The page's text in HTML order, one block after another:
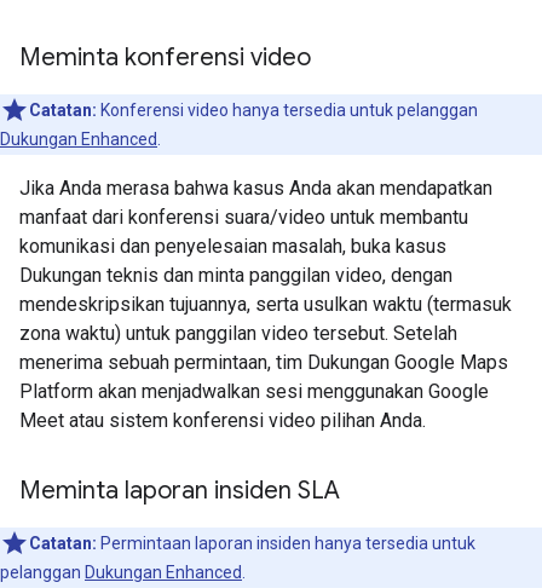
Meminta konferensi video
Catatan: Konferensi video hanya tersedia untuk pelanggan
Dukungan Enhanced
Jika Anda merasa bahwa kasus Anda akan mendapatkan
manfaat dari konferensi suara/video untuk membantu
komunikasi dan penyelesaian masalah, buka kasus
Dukungan teknis dan minta panggilan video, dengan
mendeskripsikan tujuannya, serta usulkan waktu (termasuk
zona waktu) untuk panggilan video tersebut. Setelah
menerima sebuah permintaan, tim Dukungan Google Maps
Platform akan menjadwalkan sesi menggunakan Google
Meet atau sistem konferensi video pilihan Anda.
Meminta laporan insiden SLA
Catatan: Permintaan laporan insiden hanya tersedia untuk
pelanggan Dukungan Enhanced